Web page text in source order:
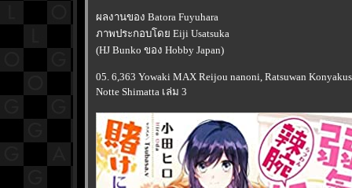
ผลงานของ Batora Fuyuhara
ภาพประกอบโดย Eiji Usatsuka
(HJ Bunko ของ Hobby Japan)
05. 6,363 Yowaki MAX Reijou nanoni, Ratsuwan
Notte Shimatta เล่ม 3